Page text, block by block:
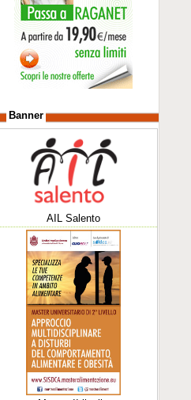
Banner
AIL Salento